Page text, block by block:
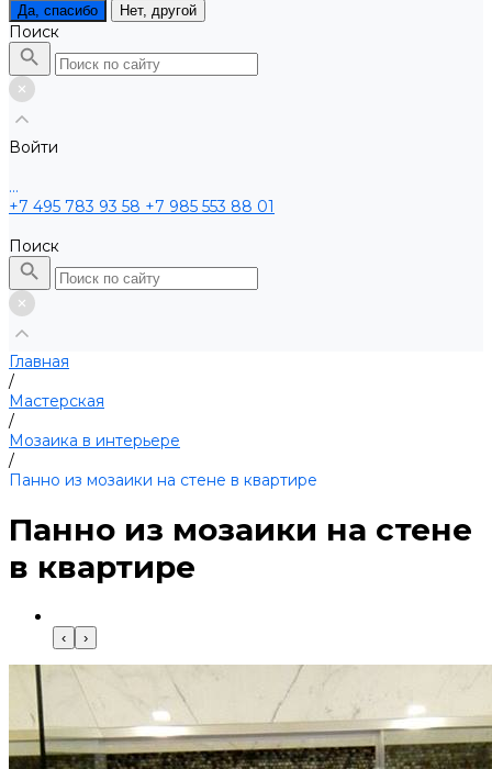
Да, спасибо Нет, другой
Поиск
Войти
...
+7 495 783 93 58 +7 985 553 88 01
Поиск
Главная
/
Мастерская
/
Мозаика в интерьере
/
Панно из мозаики на стене в квартире
Панно из мозаики на стене
в квартире
‹ ›